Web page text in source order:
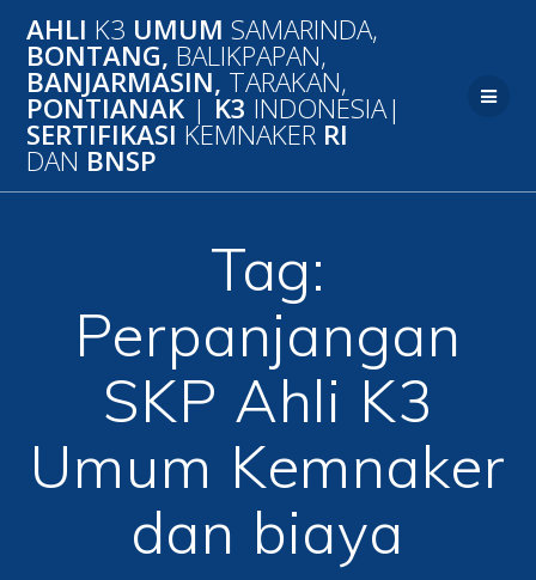
to
content
AHLI K3 UMUM SAMARINDA,
BONTANG, BALIKPAPAN,
BANJARMASIN, TARAKAN,
PONTIANAK | K3 INDONESIA|
SERTIFIKASI KEMNAKER RI
DAN BNSP
Tag:
Perpanjangan
SKP Ahli K3
Umum Kemnaker
dan biaya